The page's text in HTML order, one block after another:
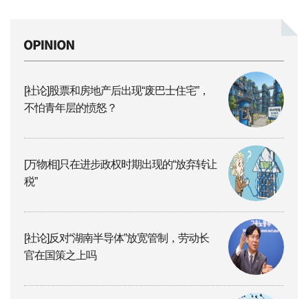
[社论]股票和房地产后出现“废巴士住宅”，
不怕青年层的愤怒？
[万物相]只在进步政权时期出现的“放弃转让
税”
[社论]反对“湖南半导体”放宽管制，劳动长
官在国策之上吗